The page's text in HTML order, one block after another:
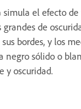
simula el efecto
grandes de
bordes, y los
negro sólido o
y oscuridad.